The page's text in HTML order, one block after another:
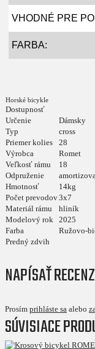
VHODNÉ PRE
FARBA:
Horské bicykle
Dostupnosť
Určenie
Dámsky
Typ
cross
Priemer kolies
28
Výrobca
Romet
Veľkosť rámu
18
Odpruženie
Hmotnosť
14kg
Počet prevodov3x7
Materiál rámu
hliník
Modelový rok
2025
Farba
Ružovo-
Predný zdvih
NAPÍSAŤ
Prosím prihláste sa alebo
SÚVISIACE